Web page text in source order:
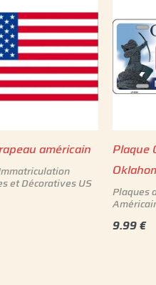
américain
et Décoratives US
Plaque
Plaques
9.99€